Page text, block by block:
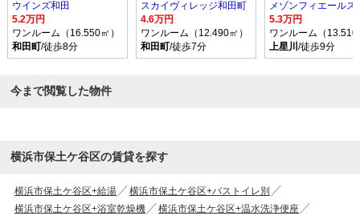
ウインズ和田
5.2万円
ワンルーム（16.550㎡）
和田町/徒歩8分
スカイヴィレッジ和田町
4.6万円
ワンルーム（12.490㎡）
和田町/徒歩7分
5.3万円
ワンルーム（13.510
上星川 /徒歩9分
今まで閲覧した物件
横浜市保土ケ谷区の賃貸を探す
横浜市保土ケ谷区+給湯
横浜市保土ケ谷区+バストイレ別
横浜市保土ケ谷区+浴室乾燥機
横浜市保土ケ谷区+温水洗浄便座